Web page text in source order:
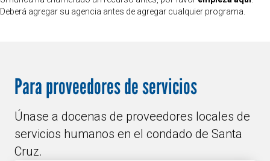
Deberá agregar su agencia antes de agregar cualquier programa.
Para proveedores de servicios
Únase a docenas de proveedores locales de
servicios humanos en el condado de Santa
Cruz.